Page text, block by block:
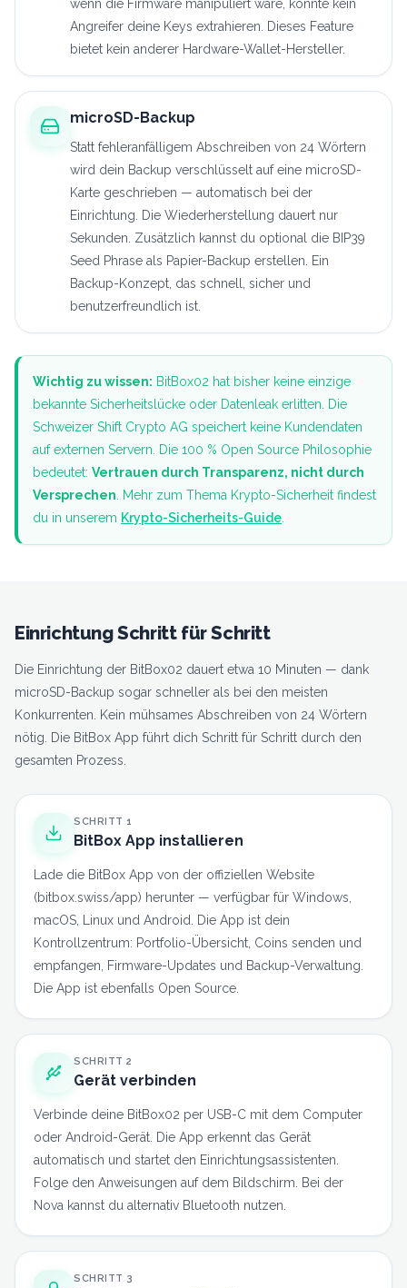
wenn die Firmware manipuliert wäre, könnte kein
Angreifer deine Keys extrahieren. Dieses Feature
bietet kein anderer Hardware-Wallet-Hersteller.
microSD-Backup
Statt fehleranfälligem Abschreiben von 24 Wörtern
wird dein Backup verschlüsselt auf eine microSD-
Karte geschrieben — automatisch bei der
Einrichtung. Die Wiederherstellung dauert nur
Sekunden. Zusätzlich kannst du optional die BIP39
Seed Phrase als Papier-Backup erstellen. Ein
Backup-Konzept, das schnell, sicher und
benutzerfreundlich ist.
Wichtig zu wissen: BitBox02 hat bisher keine einzige
bekannte Sicherheitslücke oder Datenleak erlitten. Die
Schweizer Shift Crypto AG speichert keine Kundendaten
auf externen Servern. Die 100 % Open Source Philosophie
bedeutet: Vertrauen durch Transparenz, nicht durch
Versprechen . Mehr zum Thema Krypto-Sicherheit findest
du in unserem Krypto-Sicherheits-Guide
Einrichtung Schritt für Schritt
Die Einrichtung der BitBox02 dauert etwa 10 Minuten — dank
microSD-Backup sogar schneller als bei den meisten
Konkurrenten. Kein mühsames Abschreiben von 24 Wörtern
nötig. Die BitBox App führt dich Schritt für Schritt durch den
gesamten Prozess.
SCHRITT1
BitBox App installieren
Lade die BitBox App von der offiziellen Website
(bitbox.swiss/app) herunter — verfügbar für Windows,
macOS, Linux und Android. Die App ist dein
Kontrollzentrum: Portfolio-Übersicht, Coins senden und
empfangen, Firmware-Updates und Backup-Verwaltung.
Die App ist ebenfalls Open Source.
SCHRITT2
Gerät verbinden
Verbinde deine BitBox02 per USB-C mit dem Computer
oder Android-Gerät. Die App erkennt das Gerät
automatisch und startet den Einrichtungsassistenten.
Folge den Anweisungen auf dem Bildschirm. Bei der
Nova kannst du alternativ Bluetooth nutzen.
SCHRITT 3